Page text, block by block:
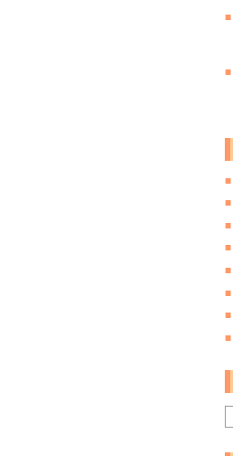
■
■
■
■
■
■
■
■
■
■